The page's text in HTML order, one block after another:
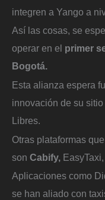
integren a Yango a
Así las cosas, se
operar en el primer
Bogotá.
Esta alianza espera
innovación de su
Libres.
Otras plataformas
son Cabify, EasyTaxi,
Aplicaciones como
se han aliado con